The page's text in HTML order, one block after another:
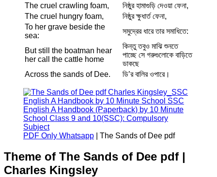
The cruel crawling foam,
নিষ্ঠুর হামাগুড়ি দেওয়া ফেনা,
The cruel hungry foam,
নিষ্ঠুর ক্ষুধার্ত ফেনা,
To her grave beside the
sea:
সমুদ্রের ধারে তার সমাধিতে:
But still the boatman hear
her call the cattle home
কিন্তু তবুও মাঝি শুনতে
পাচ্ছে সে গরুগুলোকে বাড়িতে
ডাকছে
Across the sands of Dee.
ডি’র বালির ওপারে।
PDF Only Whatsapp | The Sands of Dee pdf
Theme of The Sands of Dee pdf |
Charles Kingsley